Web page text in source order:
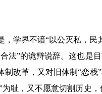
，学界不谙“以公灭私，民
法”的诡辩说辞。这也是
制改革，又对旧体制“恋栈”
为耻，又不愿意切割历史